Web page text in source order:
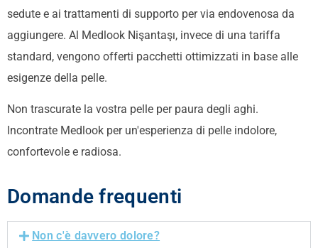
sedute e ai trattamenti di supporto per via endovenosa da
aggiungere. Al Medlook Nişantaşı, invece di una tariffa
standard, vengono offerti pacchetti ottimizzati in base alle
esigenze della pelle.
Non trascurate la vostra pelle per paura degli aghi.
Incontrate Medlook per un'esperienza di pelle indolore,
confortevole e radiosa.
Domande frequenti
Non c'è davvero dolore?